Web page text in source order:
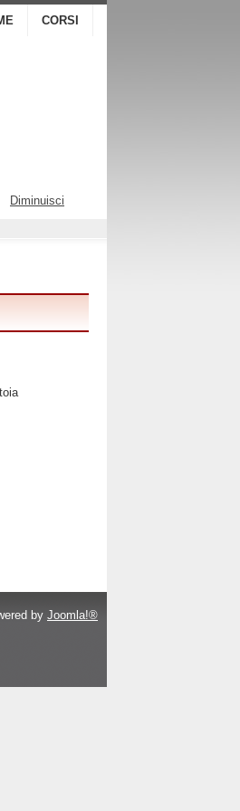
Diminuisci
CORSI
by Joomla!®